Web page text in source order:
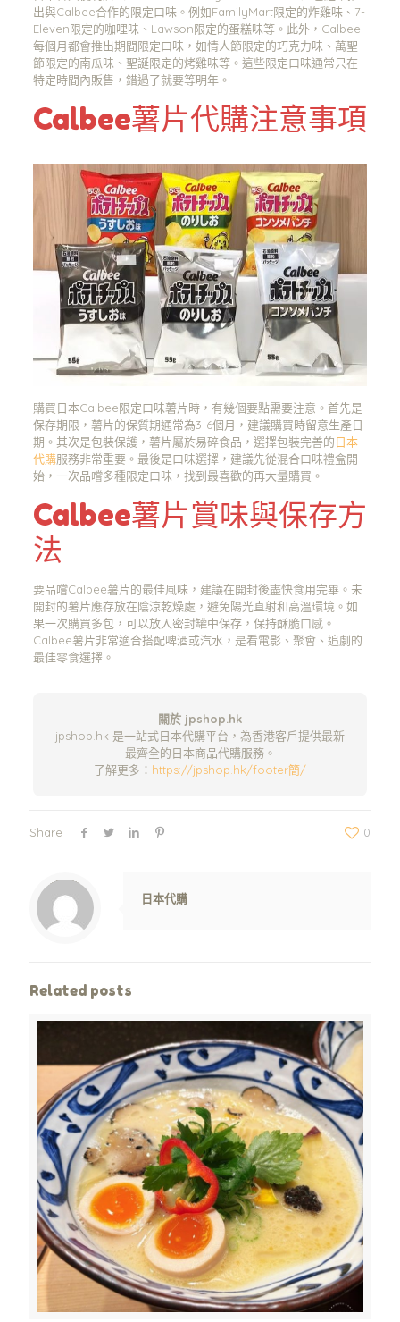
出與Calbee合作的限定口味。例如FamilyMart限定的炸雞味、7-
Eleven限定的咖哩味、Lawson限定的蛋糕味等。此外，Calbee
每個月都會推出期間限定口味，如情人節限定的巧克力味、萬聖
節限定的南瓜味、聖誕限定的烤雞味等。這些限定口味通常只在
特定時間內販售，錯過了就要等明年。
Calbee薯片代購注意事項
購買日本Calbee限定口味薯片時，有幾個要點需要注意。首先是
保存期限，薯片的保質期通常為3-6個月，建議購買時留意生產日
期。其次是包裝保護，薯片屬於易碎食品，選擇包裝完善的日本
代購服務非常重要。最後是口味選擇，建議先從混合口味禮盒開
始，一次品嚐多種限定口味，找到最喜歡的再大量購買。
Calbee薯片賞味與保存方
法
要品嚐Calbee薯片的最佳風味，建議在開封後盡快食用完畢。未
開封的薯片應存放在陰涼乾燥處，避免陽光直射和高溫環境。如
果一次購買多包，可以放入密封罐中保存，保持酥脆口感。
Calbee薯片非常適合搭配啤酒或汽水，是看電影、聚會、追劇的
最佳零食選擇。
關於 jpshop.hk
jpshop.hk 是一站式日本代購平台，為香港客戶提供最新
最齊全的日本商品代購服務。
了解更多： https://jpshop.hk/footer簡/
Share 0
Warning
/www/wwwroot/jpshop.hk/wp-content/themes/betheme/includes/content-single.php
on line
286
日本代購
Related posts